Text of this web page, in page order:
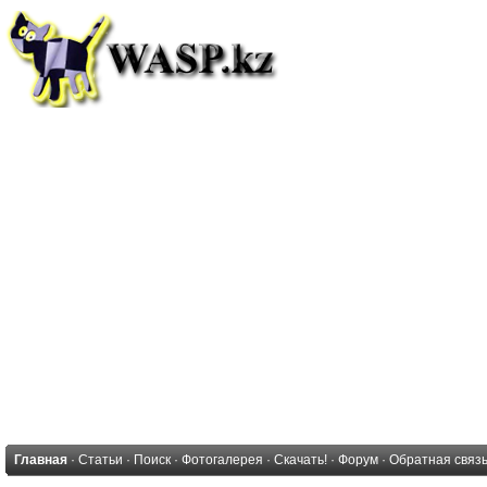
Главная · Статьи · Поиск · Фотогалерея · Скачать! · Форум · Обратная связь